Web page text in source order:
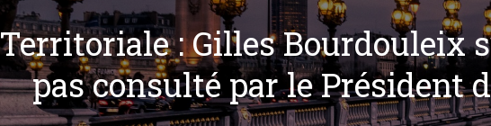
: Gilles Bourdouleix
pas consulté par le Président